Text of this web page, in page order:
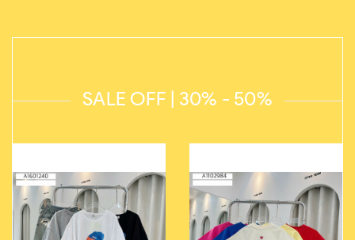
SALE OFF | 30% - 50%